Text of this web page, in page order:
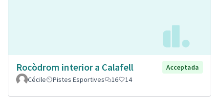
Rocòdrom interior a Calafell
Acceptada
Cécile
Pistes Esportives 16 14